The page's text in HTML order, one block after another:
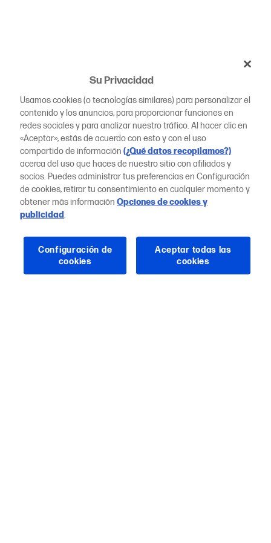
Su Privacidad
Usamos cookies (o tecnologías similares) para personalizar el
contenido y los anuncios, para proporcionar funciones en
redes sociales y para analizar nuestro tráfico. Al hacer clic en
«Aceptar», estás de acuerdo con esto y con el uso
compartido de información(¿Qué datos recopilamos?)
acerca del uso que haces de nuestro sitio con afiliados y
socios. Puedes administrar tus preferencias en Configuración
de cookies, retirar tu consentimiento en cualquier momento y
obtener más informaciónOpciones de cookies y
publicidad.
Configuración de
cookies
Aceptar todas las
cookies